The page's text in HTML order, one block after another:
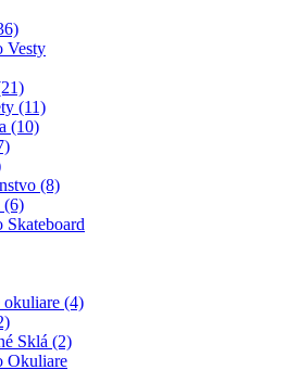
Vesty
(11)
(10)
(8)
(6)
okuliare (4)
Sklá (2)
Okuliare